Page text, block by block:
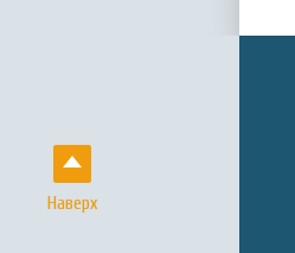
Наверх